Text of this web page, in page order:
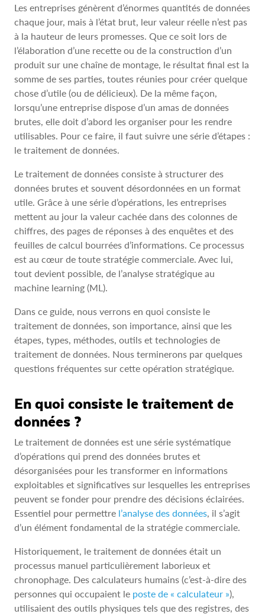
Les entreprises génèrent d’énormes quantités de données
chaque jour, mais à l’état brut, leur valeur réelle n’est pas
à la hauteur de leurs promesses. Que ce soit lors de
l’élaboration d’une recette ou de la construction d’un
produit sur une chaîne de montage, le résultat final est la
somme de ses parties, toutes réunies pour créer quelque
chose d’utile (ou de délicieux). De la même façon,
lorsqu’une entreprise dispose d’un amas de données
brutes, elle doit d’abord les organiser pour les rendre
utilisables. Pour ce faire, il faut suivre une série d’étapes :
le traitement de données.
Le traitement de données consiste à structurer des
données brutes et souvent désordonnées en un format
utile. Grâce à une série d’opérations, les entreprises
mettent au jour la valeur cachée dans des colonnes de
chiffres, des pages de réponses à des enquêtes et des
feuilles de calcul bourrées d’informations. Ce processus
est au cœur de toute stratégie commerciale. Avec lui,
tout devient possible, de l’analyse stratégique au
machine learning (ML).
Dans ce guide, nous verrons en quoi consiste le
traitement de données, son importance, ainsi que les
étapes, types, méthodes, outils et technologies de
traitement de données. Nous terminerons par quelques
questions fréquentes sur cette opération stratégique.
En quoi consiste le traitement de
données ?
Le traitement de données est une série systématique
d’opérations qui prend des données brutes et
désorganisées pour les transformer en informations
exploitables et significatives sur lesquelles les entreprises
peuvent se fonder pour prendre des décisions éclairées.
Essentiel pour permettre l’analyse des données, il s’agit
d’un élément fondamental de la stratégie commerciale.
Historiquement, le traitement de données était un
processus manuel particulièrement laborieux et
chronophage. Des calculateurs humains (c’est-à-dire des
personnes qui occupaient le poste de « calculateur »),
utilisaient des outils physiques tels que des registres, des